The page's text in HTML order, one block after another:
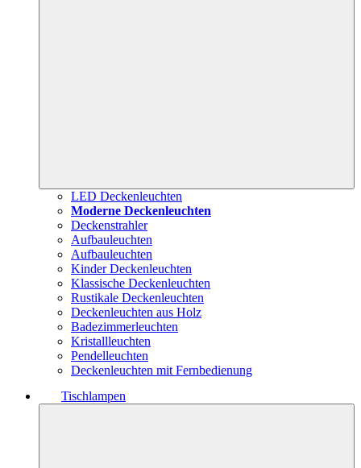
LED Deckenleuchten
Moderne Deckenleuchten
Deckenstrahler
Aufbauleuchten
Aufbauleuchten
Kinder Deckenleuchten
Klassische Deckenleuchten
Rustikale Deckenleuchten
Deckenleuchten aus Holz
Badezimmerleuchten
Kristallleuchten
Pendelleuchten
Deckenleuchten mit Fernbedienung
Tischlampen